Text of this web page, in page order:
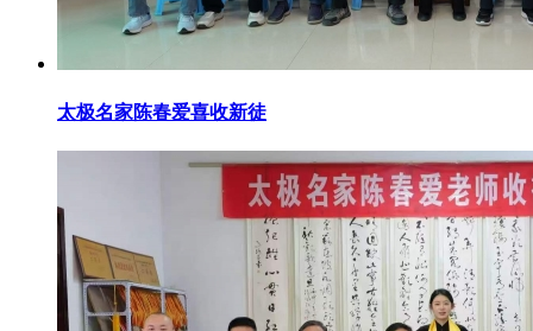
太极名家陈春爱喜收新徒